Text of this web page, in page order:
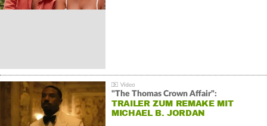
"The Thomas Crown Affair":
TRAILER ZUM REMAKE MIT
MICHAEL B. JORDAN